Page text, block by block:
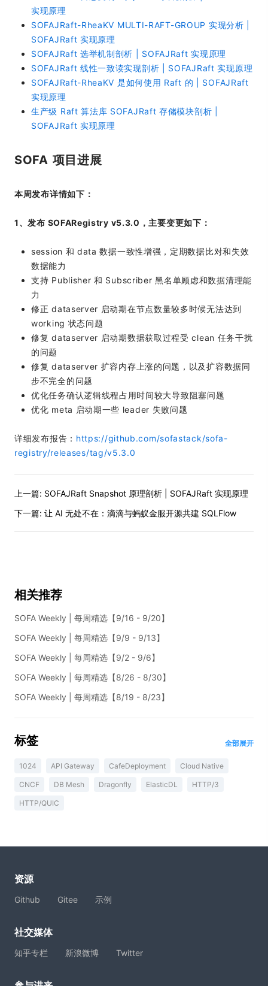
实现原理
SOFAJRaft-RheaKV MULTI-RAFT-GROUP 实现分析 |
SOFAJRaft 实现原理
SOFAJRaft 选举机制剖析 | SOFAJRaft 实现原理
SOFAJRaft 线性一致读实现剖析 | SOFAJRaft 实现原理
SOFAJRaft-RheaKV 是如何使用 Raft 的 | SOFAJRaft
实现原理
生产级 Raft 算法库 SOFAJRaft 存储模块剖析 |
SOFAJRaft 实现原理
SOFA 项目进展
本周发布详情如下：
1、发布 SOFARegistry v5.3.0，主要变更如下：
session 和 data 数据一致性增强，定期数据比对和失效
数据能力
支持 Publisher 和 Subscriber 黑名单顾虑和数据清理能
力
修正 dataserver 启动期在节点数量较多时候无法达到
working 状态问题
修复 dataserver 启动期数据获取过程受 clean 任务干扰
的问题
修复 dataserver 扩容内存上涨的问题，以及扩容数据同
步不完全的问题
优化任务确认逻辑线程占用时间较大导致阻塞问题
优化 meta 启动期一些 leader 失败问题
详细发布报告： https://github.com/sofastack/sofa-
registry/releases/tag/v5.3.0
上一篇: SOFAJRaft Snapshot 原理剖析 | SOFAJRaft 实现原理
下一篇: 让 AI 无处不在：滴滴与蚂蚁金服开源共建 SQLFlow
相关推荐
SOFA Weekly | 每周精选【9/16 - 9/20】
SOFA Weekly | 每周精选【9/9 - 9/13】
SOFA Weekly | 每周精选【9/2 - 9/6】
SOFA Weekly | 每周精选【8/26 - 8/30】
SOFA Weekly | 每周精选【8/19 - 8/23】
标签 全部展开
1024 API Gateway CafeDeployment Cloud Native
CNCF DB Mesh Dragonfly ElasticDL HTTP/3
HTTP/QUIC
资源
Github Gitee 示例
社交媒体
知乎专栏 新浪微博 Twitter